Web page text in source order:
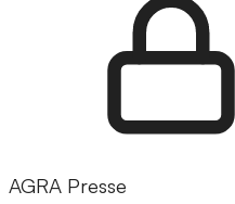
AGRA Presse